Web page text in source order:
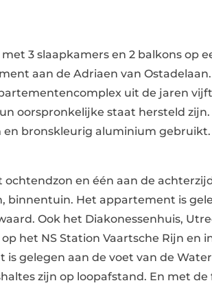
3 slaapkamers en 2 balkons op
aan de Adriaen van
uit de jaren
oorspronkelijke staat hersteld
bronskleurig aluminium
en één aan de
Het appartement is
Ook het Diakonessenhuis,
het NS Station Vaartsche Rijn en
gelegen aan de voet van de
zijn op loopafstand. En met